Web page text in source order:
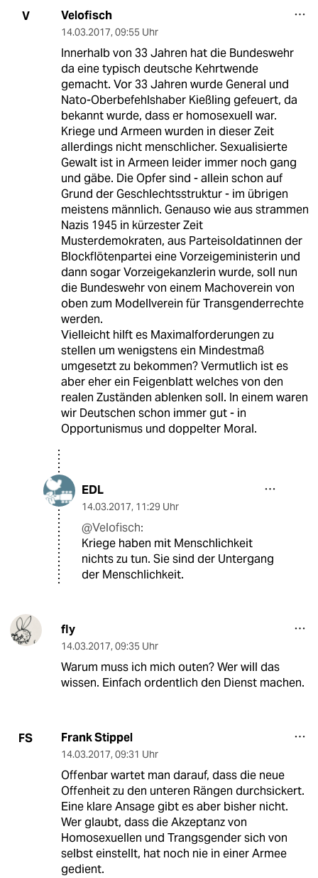
V Velofisch
14.03.2017, 09:55 Uhr
Innerhalb von 33 Jahren hat die Bundeswehr
da eine typisch deutsche Kehrtwende
gemacht. Vor 33 Jahren wurde General und
Nato-Oberbefehlshaber Kießling gefeuert, da
bekannt wurde, dass er homosexuell war.
Kriege und Armeen wurden in dieser Zeit
allerdings nicht menschlicher. Sexualisierte
Gewalt ist in Armeen leider immer noch gang
und gäbe. Die Opfer sind - allein schon auf
Grund der Geschlechtsstruktur - im übrigen
meistens männlich. Genauso wie aus strammen
Nazis 1945 in kürzester Zeit
Musterdemokraten, aus Parteisoldatinnen der
Blockflötenpartei eine Vorzeigeministerin und
dann sogar Vorzeigekanzlerin wurde, soll nun
die Bundeswehr von einem Machoverein von
oben zum Modellverein für Transgenderrechte
werden.
Vielleicht hilft es Maximalforderungen zu
stellen um wenigstens ein Mindestmaß
umgesetzt zu bekommen? Vermutlich ist es
aber eher ein Feigenblatt welches von den
realen Zuständen ablenken soll. In einem waren
wir Deutschen schon immer gut - in
Opportunismus und doppelter Moral.
EDL
14.03.2017, 11:29 Uhr
@Velofisch:
Kriege haben mit Menschlichkeit
nichts zu tun. Sie sind der Untergang
der Menschlichkeit.
fly
14.03.2017, 09:35 Uhr
Warum muss ich mich outen? Wer will das
wissen. Einfach ordentlich den Dienst machen.
FS Frank Stippel
14.03.2017, 09:31 Uhr
Offenbar wartet man darauf, dass die neue
Offenheit zu den unteren Rängen durchsickert.
Eine klare Ansage gibt es aber bisher nicht.
Wer glaubt, dass die Akzeptanz von
Homosexuellen und Trangsgender sich von
selbst einstellt, hat noch nie in einer Armee
gedient.